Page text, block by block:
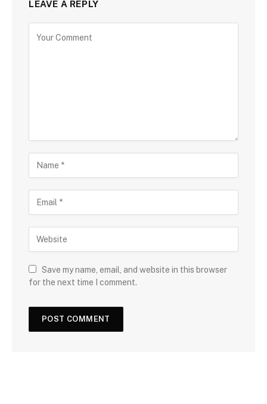
LEAVE A REPLY
Save my name, email, and website in this browser
for the next time I comment.